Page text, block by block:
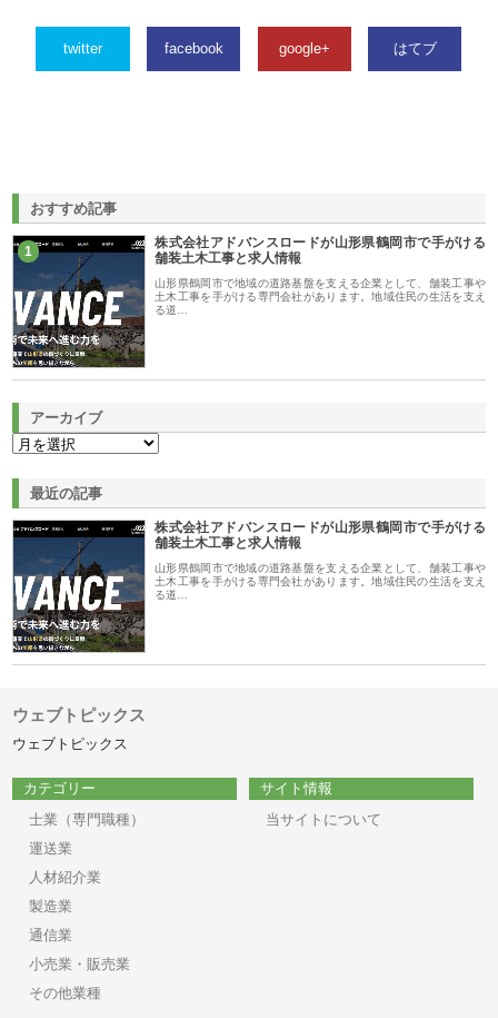
twitter facebook google+ はてブ
おすすめ記事
1
株式会社アドバンスロードが山形県鶴岡市で手がける
舗装土木工事と求人情報
山形県鶴岡市で地域の道路基盤を支える企業として、舗装工事や
土木工事を手がける専門会社があります。地域住民の生活を支え
る道…
アーカイブ
最近の記事
株式会社アドバンスロードが山形県鶴岡市で手がける
舗装土木工事と求人情報
山形県鶴岡市で地域の道路基盤を支える企業として、舗装工事や
土木工事を手がける専門会社があります。地域住民の生活を支え
る道…
ウェブトピックス
ウェブトピックス
カテゴリー
士業（専門職種）
運送業
人材紹介業
製造業
通信業
小売業・販売業
その他業種
サイト情報
当サイトについて